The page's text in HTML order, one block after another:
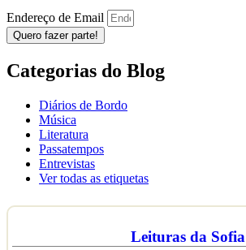
Endereço de Email
Quero fazer parte!
Categorias do Blog
Diários de Bordo
Música
Literatura
Passatempos
Entrevistas
Ver todas as etiquetas
Leituras da Sofia